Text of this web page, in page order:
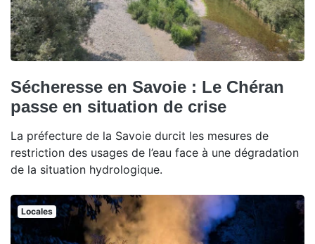
Sécheresse en Savoie : Le Chéran
passe en situation de crise
La préfecture de la Savoie durcit les mesures de
restriction des usages de l’eau face à une dégradation
de la situation hydrologique.
Locales